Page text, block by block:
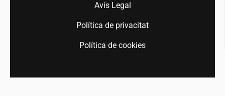
Avís Legal
Política de privacitat
Política de cookies